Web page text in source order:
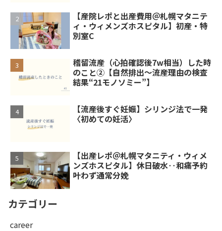
【産院レポと出産費用＠札幌マタニテ
ィ・ウィメンズホスピタル】初産・特
別室C
稽留流産（心拍確認後7w相当）した時
のこと②【自然排出～流産理由の検査
結果“21モノソミー”】
【流産後すぐ妊娠】シリンジ法で一発
〈初めての妊活〉
【出産レポ＠札幌マタニティ・ウィメ
ンズホスピタル】休日破水‥和痛予約
叶わず通常分娩
カテゴリー
career